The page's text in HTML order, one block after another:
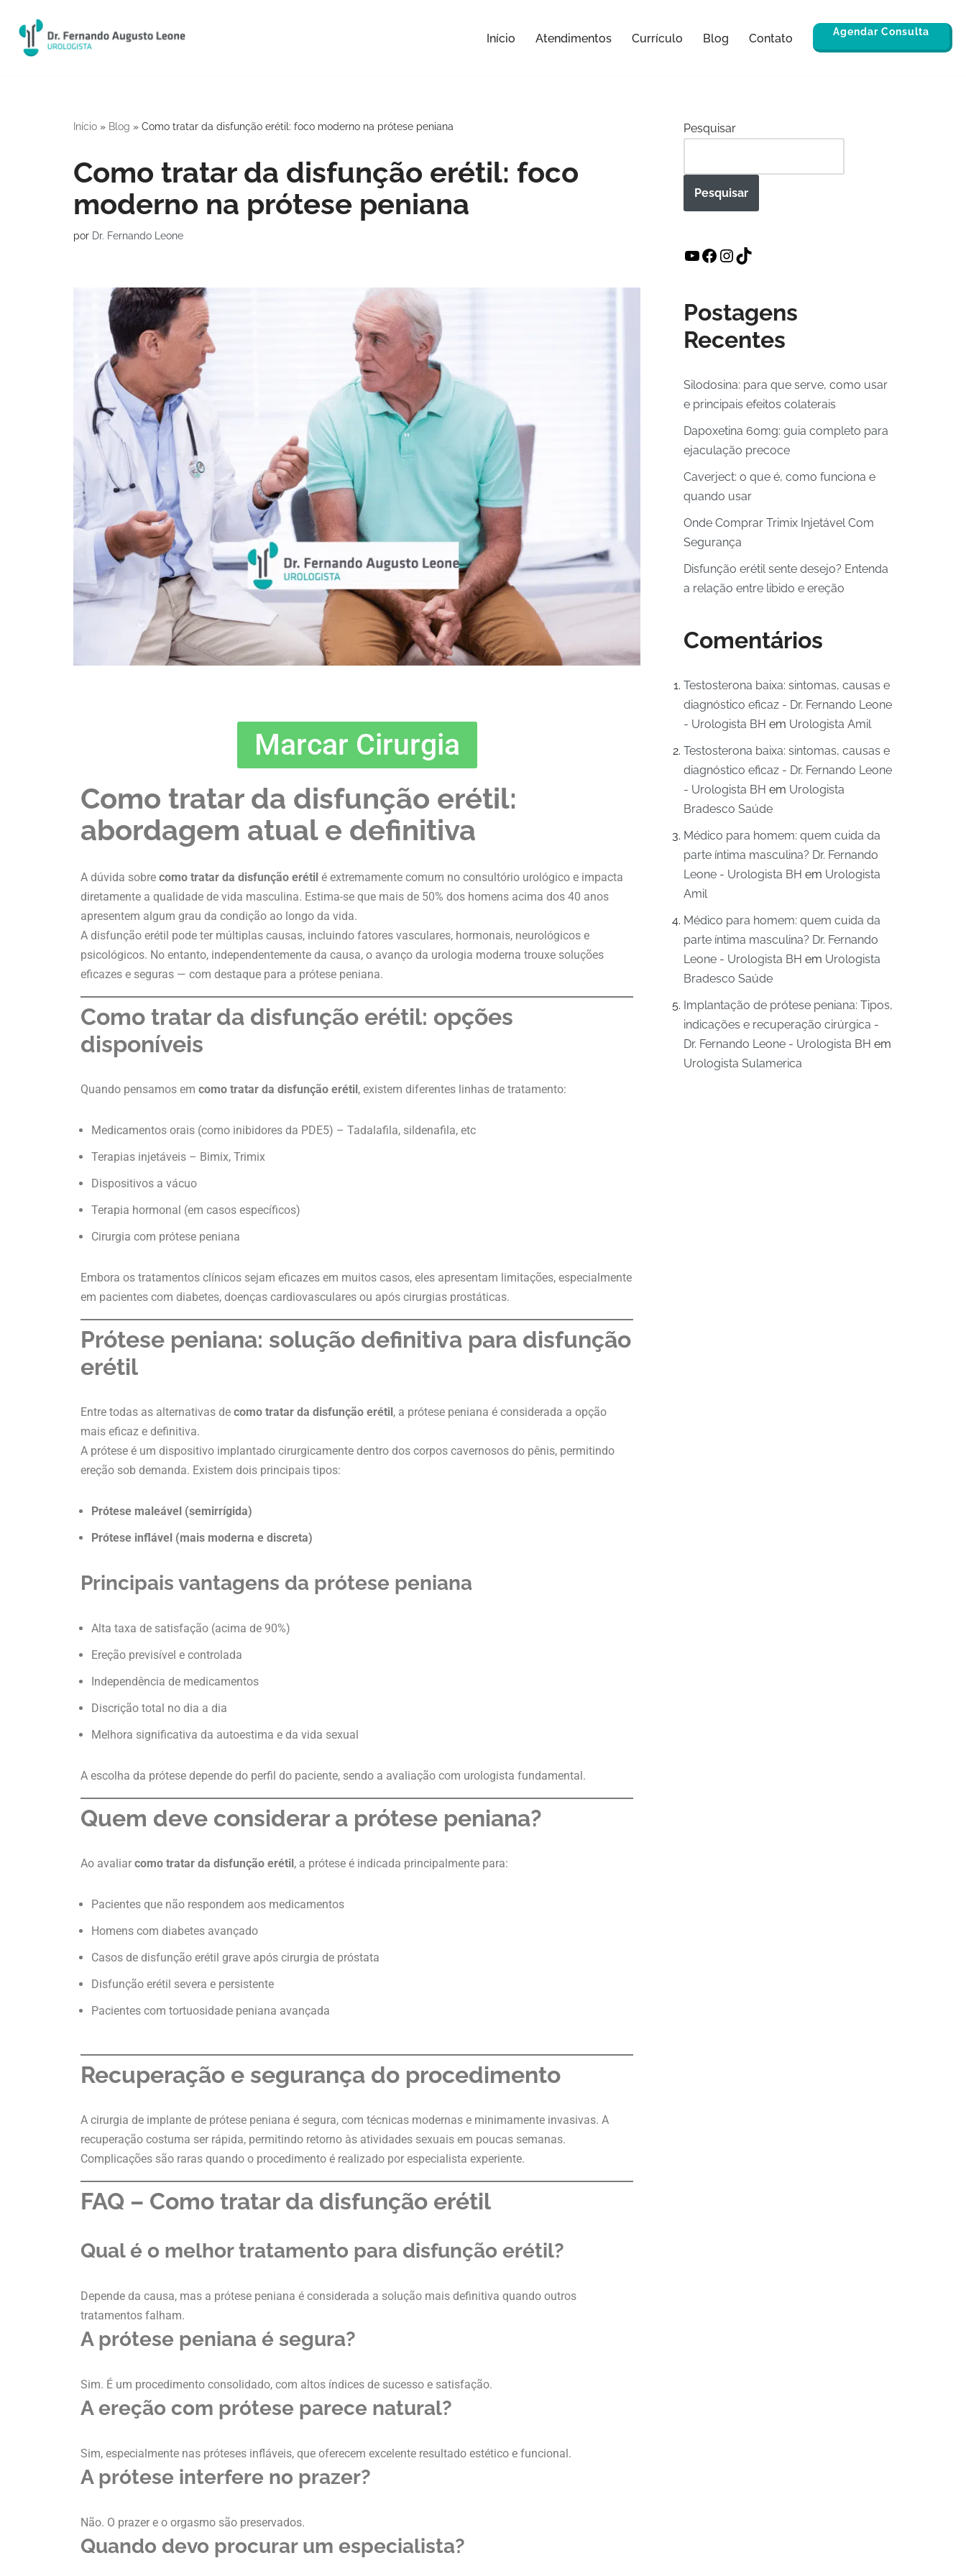
Pular
para
Início Atendimentos Currículo Blog Contato Agendar Consulta
Início » Blog » Como tratar da disfunção erétil: foco moderno na prótese peniana
Como tratar da disfunção erétil: foco
moderno na prótese peniana
por Dr. Fernando Leone
Marcar Cirurgia
Como tratar da disfunção erétil:
abordagem atual e definitiva
A dúvida sobre como tratar da disfunção erétil é extremamente comum no consultório urológico e impacta
diretamente a qualidade de vida masculina. Estima-se que mais de 50% dos homens acima dos 40 anos
apresentem algum grau da condição ao longo da vida.
A disfunção erétil pode ter múltiplas causas, incluindo fatores vasculares, hormonais, neurológicos e
psicológicos. No entanto, independentemente da causa, o avanço da urologia moderna trouxe soluções
eficazes e seguras — com destaque para a prótese peniana.
Como tratar da disfunção erétil: opções
disponíveis
Quando pensamos em como tratar da disfunção erétil , existem diferentes linhas de tratamento:
Medicamentos orais (como inibidores da PDE5) – Tadalafila, sildenafila, etc
Terapias injetáveis – Bimix, Trimix
Dispositivos a vácuo
Terapia hormonal (em casos específicos)
Cirurgia com prótese peniana
Embora os tratamentos clínicos sejam eficazes em muitos casos, eles apresentam limitações, especialmente
em pacientes com diabetes, doenças cardiovasculares ou após cirurgias prostáticas.
Prótese peniana: solução definitiva para disfunção
erétil
Entre todas as alternativas de como tratar da disfunção erétil , a prótese peniana é considerada a opção
mais eficaz e definitiva.
A prótese é um dispositivo implantado cirurgicamente dentro dos corpos cavernosos do pênis, permitindo
ereção sob demanda. Existem dois principais tipos:
Prótese maleável (semirrígida)
Prótese inflável (mais moderna e discreta)
Principais vantagens da prótese peniana
Alta taxa de satisfação (acima de 90%)
Ereção previsível e controlada
Independência de medicamentos
Discrição total no dia a dia
Melhora significativa da autoestima e da vida sexual
A escolha da prótese depende do perfil do paciente, sendo a avaliação com urologista fundamental.
Quem deve considerar a prótese peniana?
Ao avaliar como tratar da disfunção erétil , a prótese é indicada principalmente para:
Pacientes que não respondem aos medicamentos
Homens com diabetes avançado
Casos de disfunção erétil grave após cirurgia de próstata
Disfunção erétil severa e persistente
Pacientes com tortuosidade peniana avançada
Recuperação e segurança do procedimento
A cirurgia de implante de prótese peniana é segura, com técnicas modernas e minimamente invasivas. A
recuperação costuma ser rápida, permitindo retorno às atividades sexuais em poucas semanas.
Complicações são raras quando o procedimento é realizado por especialista experiente.
FAQ – Como tratar da disfunção erétil
Qual é o melhor tratamento para disfunção erétil?
Depende da causa, mas a prótese peniana é considerada a solução mais definitiva quando outros
tratamentos falham.
A prótese peniana é segura?
Sim. É um procedimento consolidado, com altos índices de sucesso e satisfação.
A ereção com prótese parece natural?
Sim, especialmente nas próteses infláveis, que oferecem excelente resultado estético e funcional.
A prótese interfere no prazer?
Não. O prazer e o orgasmo são preservados.
Quando devo procurar um especialista?
Pesquisar
Pesquisar
Postagens
Recentes
Silodosina: para que serve, como usar
e principais efeitos colaterais
Dapoxetina 60mg: guia completo para
ejaculação precoce
Caverject: o que é, como funciona e
quando usar
Onde Comprar Trimix Injetável Com
Segurança
Disfunção erétil sente desejo? Entenda
a relação entre libido e ereção
Comentários
Testosterona baixa: sintomas, causas e
diagnóstico eficaz - Dr. Fernando Leone
- Urologista BH em Urologista Amil
Testosterona baixa: sintomas, causas e
diagnóstico eficaz - Dr. Fernando Leone
- Urologista BH em Urologista
Bradesco Saúde
Médico para homem: quem cuida da
parte íntima masculina? Dr. Fernando
Leone - Urologista BH em Urologista
Amil
Médico para homem: quem cuida da
parte íntima masculina? Dr. Fernando
Leone - Urologista BH em Urologista
Bradesco Saúde
Implantação de prótese peniana: Tipos,
indicações e recuperação cirúrgica -
Dr. Fernando Leone - Urologista BH em
Urologista Sulamerica